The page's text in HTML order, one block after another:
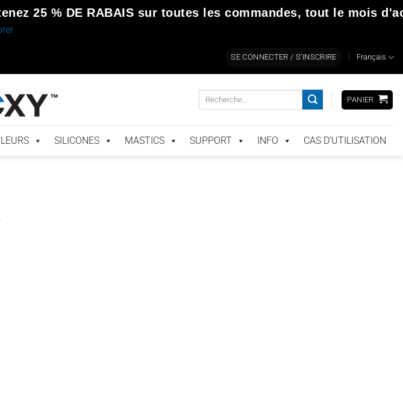
25 % DE RABAIS sur toutes les commandes, tout le mois
SE CONNECTER / S’INSCRIRE Français
Recherche
PANIER
SILICONES MASTICS SUPPORT INFO CAS D’UTILISATION